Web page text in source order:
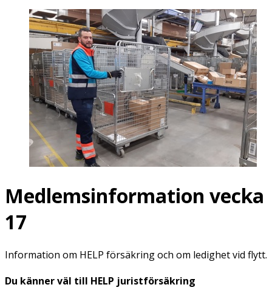
Medlemsinformation vecka
17
Information om HELP försäkring och om ledighet vid flytt.
Du känner väl till HELP juristförsäkring